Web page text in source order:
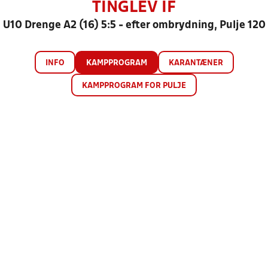
TINGLEV IF
U10 Drenge A2 (16) 5:5 - efter ombrydning, Pulje 120
INFO KAMPPROGRAM KARANTÆNER
KAMPPROGRAM FOR PULJE